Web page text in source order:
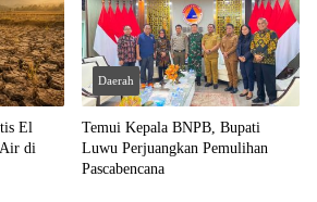
El
di
Daerah
Temui Kepala BNPB, Bupati
Luwu Perjuangkan Pemulihan
Pascabencana